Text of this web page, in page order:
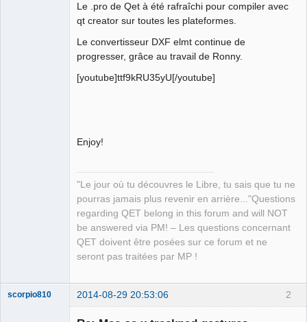
Le .pro de Qet à été rafraîchi pour compiler avec
qt creator sur toutes les plateformes.
Le convertisseur DXF elmt continue de
progresser, grâce au travail de Ronny.
[youtube]ttf9kRU35yU[/youtube]
Enjoy!
"Le jour où tu découvres le Libre, tu sais que tu ne
pourras jamais plus revenir en arrière..."Questions
regarding QET belong in this forum and will NOT
be answered via PM! – Les questions concernant
QET doivent être posées sur ce forum et ne
seront pas traitées par MP !
2
scorpio810 2014-08-29 20:53:06